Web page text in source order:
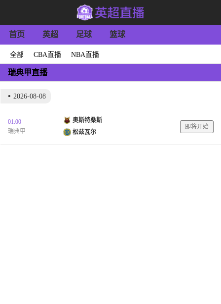
首页 英超 足球 篮球
全部 CBA直播 NBA直播
瑞典甲直播
• 2026-08-08
01:00
瑞典甲
奥斯特桑斯
松兹瓦尔
即将开始